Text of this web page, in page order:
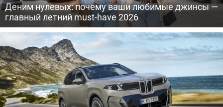
Деним нулевых: почему ваши любимые джинсы —
главный летний must-have 2026